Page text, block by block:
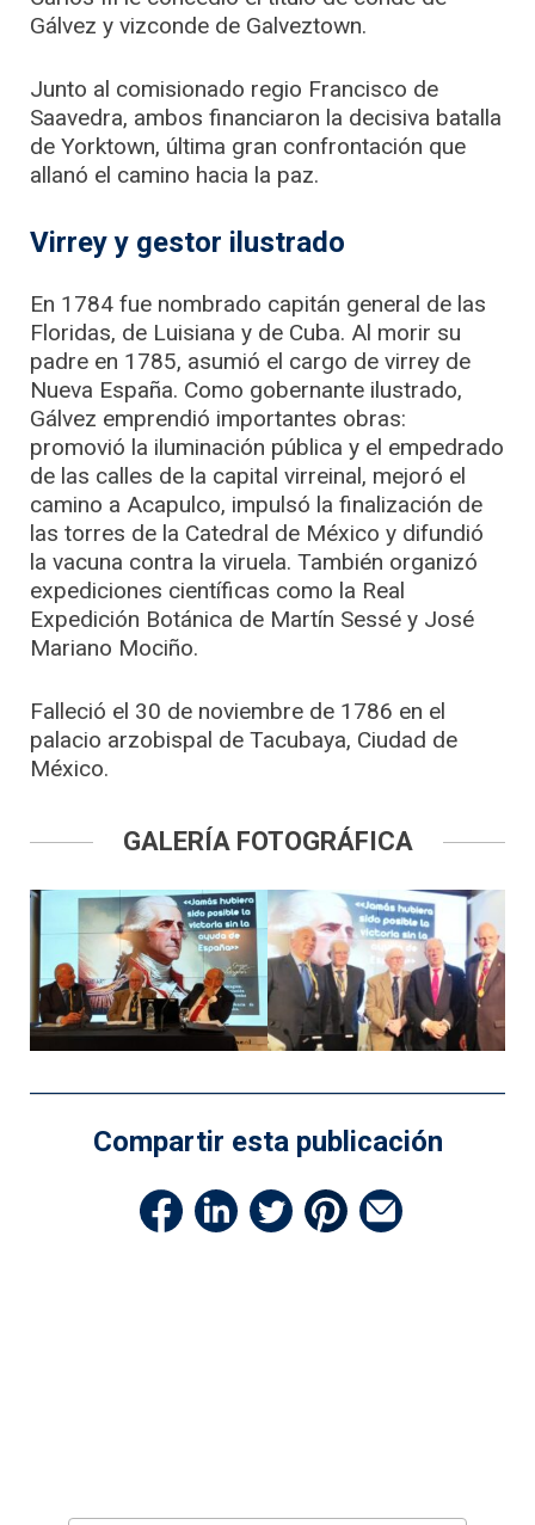
Gálvez y vizconde de Galveztown.
Junto al comisionado regio Francisco de
Saavedra, ambos financiaron la decisiva batalla
de Yorktown, última gran confrontación que
allanó el camino hacia la paz.
Virrey y gestor ilustrado
En 1784 fue nombrado capitán general de las
Floridas, de Luisiana y de Cuba. Al morir su
padre en 1785, asumió el cargo de virrey de
Nueva España. Como gobernante ilustrado,
Gálvez emprendió importantes obras:
promovió la iluminación pública y el empedrado
de las calles de la capital virreinal, mejoró el
camino a Acapulco, impulsó la finalización de
las torres de la Catedral de México y difundió
la vacuna contra la viruela. También organizó
expediciones científicas como la Real
Expedición Botánica de Martín Sessé y José
Mariano Mociño.
Falleció el 30 de noviembre de 1786 en el
palacio arzobispal de Tacubaya, Ciudad de
México.
GALERÍA FOTOGRÁFICA
Compartir esta publicación